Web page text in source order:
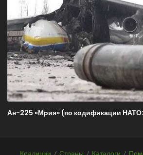
Ан-225 «Мрия» (по кодификации